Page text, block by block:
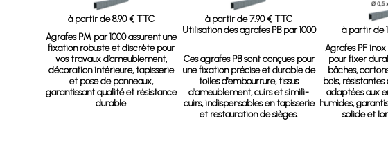
à partir de 8.90 € TTC
Agrafes PM par 1000assurent une
fixation robuste et discrète pour
vos travaux d’ameublement,
décoration intérieure, tapisserie
et pose de panneaux,
garantissant qualité et résistance
durable.
à partir de 7.90 € TTC
Utilisation des agrafes PB par 1000
Ces agrafes PB sont conçues pour
une fixation précise et durable de
toiles d'embourrure, tissus
d’ameublement, cuirs et simili-
cuirs, indispensables en tapisserie
et restauration de sièges.
à partir de
Agrafes PF
pour fixer
bâches,
bois,
adaptées aux
humides,
solide et